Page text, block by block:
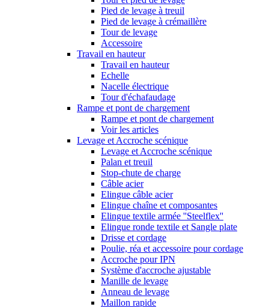
Pied de levage à treuil
Pied de levage à crémaillère
Tour de levage
Accessoire
Travail en hauteur
Travail en hauteur
Echelle
Nacelle électrique
Tour d'échafaudage
Rampe et pont de chargement
Rampe et pont de chargement
Voir les articles
Levage et Accroche scénique
Levage et Accroche scénique
Palan et treuil
Stop-chute de charge
Câble acier
Elingue câble acier
Elingue chaîne et composantes
Elingue textile armée ''Steelflex''
Elingue ronde textile et Sangle plate
Drisse et cordage
Poulie, réa et accessoire pour cordage
Accroche pour IPN
Système d'accroche ajustable
Manille de levage
Anneau de levage
Maillon rapide